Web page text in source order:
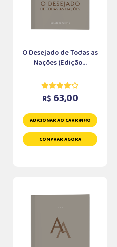
O Desejado de Todas as
Nações (Edição...
R$ 63,00
ADICIONAR AO CARRINHO
COMPRAR AGORA